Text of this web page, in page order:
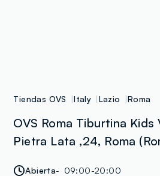
Tiendas OVS Italy Lazio Roma
OVS Roma Tiburtina Kids
Pietra Lata ,24, Roma
Abierta 09:00-20:00